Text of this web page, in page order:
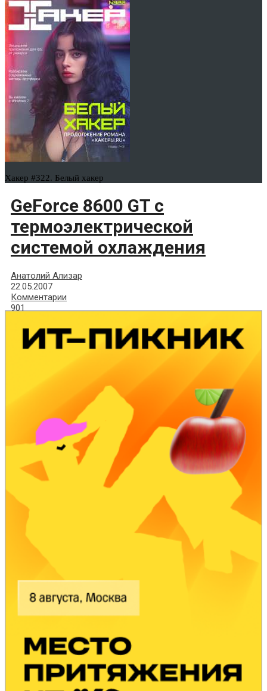
Хакер #322. Белый хакер
GeForce 8600 GT с
термоэлектрической
системой охлаждения
Анатолий Ализар
22.05.2007
Комментарии
901